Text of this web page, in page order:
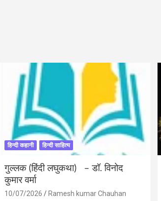
हिन्दी कहानी हिन्दी साहित्य
गुल्लक (हिंदी लघुकथा) – डॉ. विनोद
कुमार वर्मा
10/07/2026 Ramesh kumar Chauhan